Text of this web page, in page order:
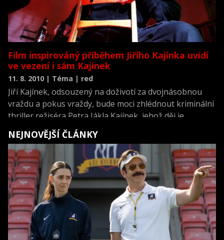
Film inspirováný příběhem Jiřího Kajínka uvidí
ve vezení i sám Kajínek
11. 8. 2010 | Téma | red
Jiří Kajínek, odsouzený na doživotí za dvojnásobnou
vraždu a pokus vraždy, bude moci zhlédnout kriminální
thriller režiséra Petra Jákla Kajínek, jehož děj je
inspirovaný právě příběhem známého českého vězně.
Snímek se bude promítat pro vězně karvinské věznice,
kde je Kajínek umístěn. Sledovat jej bude za
mimořádných bezpečnostních opatření. ČTK to dnes
řekl ředitel vězeňského zařízení Ján Lazár.
NEJNOVĚJŠÍ ČLÁNKY